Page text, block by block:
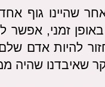
שהיינו גוף
זמני, אפשר
להיות אדם
שאיבדנו שהיה